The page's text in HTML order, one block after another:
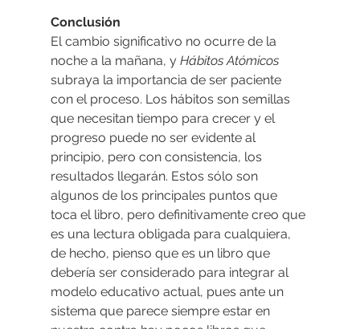
Conclusión
El cambio significativo no ocurre de la
noche a la mañana, y Hábitos Atómicos
subraya la importancia de ser paciente
con el proceso. Los hábitos son semillas
que necesitan tiempo para crecer y el
progreso puede no ser evidente al
principio, pero con consistencia, los
resultados llegarán. Estos sólo son
algunos de los principales puntos que
toca el libro, pero definitivamente creo que
es una lectura obligada para cualquiera,
de hecho, pienso que es un libro que
debería ser considerado para integrar al
modelo educativo actual, pues ante un
sistema que parece siempre estar en